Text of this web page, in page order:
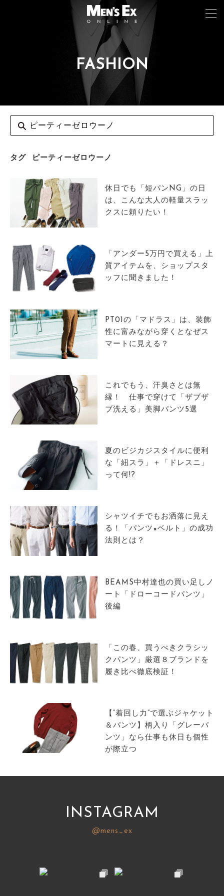
FASHION
タグ ピーティーゼロウーノ
休日でも「短パンNG」の日
は、こんな大人の軽量スラッ
クスに頼りたい！
「アンダー5万円で買える」上
質アイテムを、ショップスタ
ッフに聞きました！
PT01の「マドラス」は、装飾
性に富みながら穿くとなぜス
マートに見える？
これでもう、汗臭さとは無
縁！ 仕事で穿けて「ザブザ
ブ洗える」美脚パンツ5選
夏のビジカジスタイルに便利
な「紐スラ」＋「ドレスニ」
って何!?
シャツイチでもお洒落に見え
る！「パンツ×ベルト」の成功
法則とは？
BEAMS中村達也の買い足しノ
ート「ドローコードパンツ」
後編
「この春、買うべきクラシッ
クパンツ」厳選８ブランドを
履き比べ徹底検証！
【”着回し力”で選ぶジャケット
＆パンツ】柄入り「グレーパ
ンツ」なら仕事も休日も個性
が際立つ
INSTAGRAM
@mens_ex
CAR&BIKE
LIFESTYLE
COLUMN
MAGAZINE
ABOUT SITE
サイトマップ